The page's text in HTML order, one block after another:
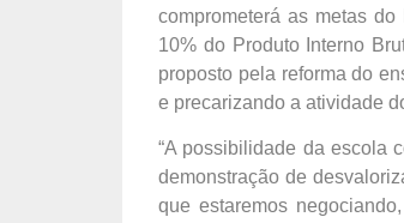
comprometerá as metas
10% do Produto Interno
proposto pela reforma do
e precarizando a atividade
“A possibilidade da escola
demonstração de
que estaremos